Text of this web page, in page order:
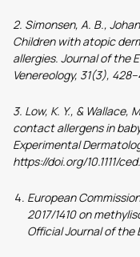
2. Simonsen, A. B.,
Children with atopic
allergies. Journal of the
Venereology, 31(3),
3. Low, K. Y., &
contact allergens in
Experimental
https://doi.org/10.1111/
European
2017/1410 on
Official Journal of the